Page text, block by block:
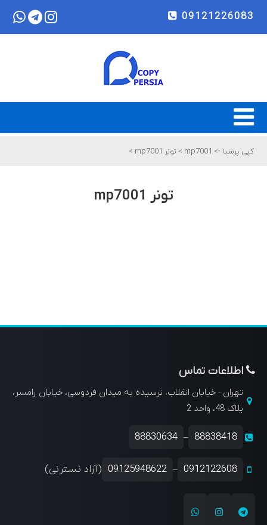
09121226083
کپی پرشیا ->
mp7001
> تونر mp7001 >
تونر mp7001
اطلاعات تماس
تهران - خیابان انقلاب، نرسیده به میدان فردوسی، خیابان رامسر،
پلاک 48، واحد 2
88838418
–
88830634
0912122608
–
09125948622 (آزاد نسترنی)